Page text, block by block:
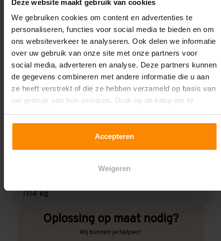
Deze website maakt gebruik van cookies
We gebruiken cookies om content en advertenties te
personaliseren, functies voor social media te bieden en om
ons websiteverkeer te analyseren. Ook delen we informatie
over uw gebruik van onze site met onze partners voor
social media, adverteren en analyse. Deze partners kunnen
de gegevens combineren met andere informatie die u aan
ze heeft verstrekt of die ze hebben verzameld op basis van
uw gebruik van hun services. Druk op de knop om te
Accepteren
Weigeren
4.800 mm
Liggerlengte:
2.700 mm
Aantal niveaus:
2
Kleur staanders:
Galva
Draagkracht per liggerniveau:
7114 kg
Oplossing op maat nodig?
Wij kunnen je helpen!